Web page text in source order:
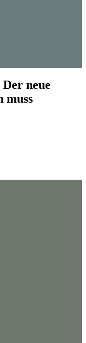
neue
muss